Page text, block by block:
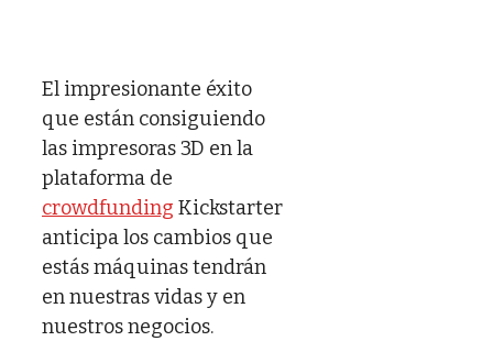
El impresionante éxito
que están consiguiendo
las impresoras 3D en la
plataforma de
crowdfunding Kickstarter
anticipa los cambios que
estás máquinas tendrán
en nuestras vidas y en
nuestros negocios.